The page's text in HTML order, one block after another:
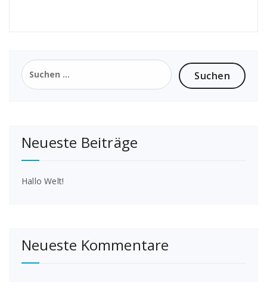
Suchen
nach:
Neueste Beiträge
Hallo Welt!
Neueste Kommentare